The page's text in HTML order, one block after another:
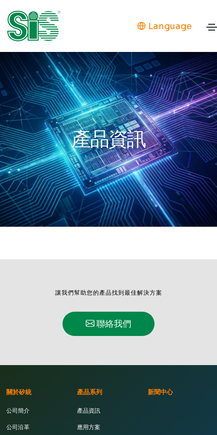
Language
產品資訊
讓我們幫助您的產品找到最佳解決方案
聯絡我們
關於矽統
公司簡介
公司沿革
產品系列
產品資訊
應用方案
新聞中心